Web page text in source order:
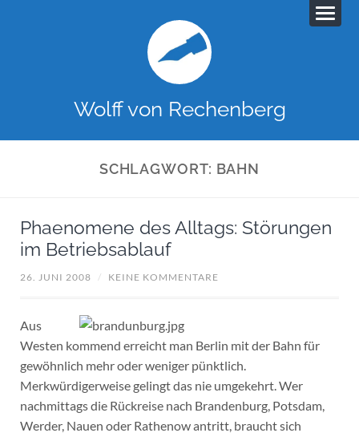
Wolff von Rechenberg
SCHLAGWORT: BAHN
Phaenomene des Alltags: Störungen
im Betriebsablauf
26. JUNI 2008 / KEINE KOMMENTARE
Aus
Westen kommend erreicht man Berlin mit der Bahn für
gewöhnlich mehr oder weniger pünktlich.
Merkwürdigerweise gelingt das nie umgekehrt. Wer
nachmittags die Rückreise nach Brandenburg, Potsdam,
Werder, Nauen oder Rathenow antritt, braucht sich